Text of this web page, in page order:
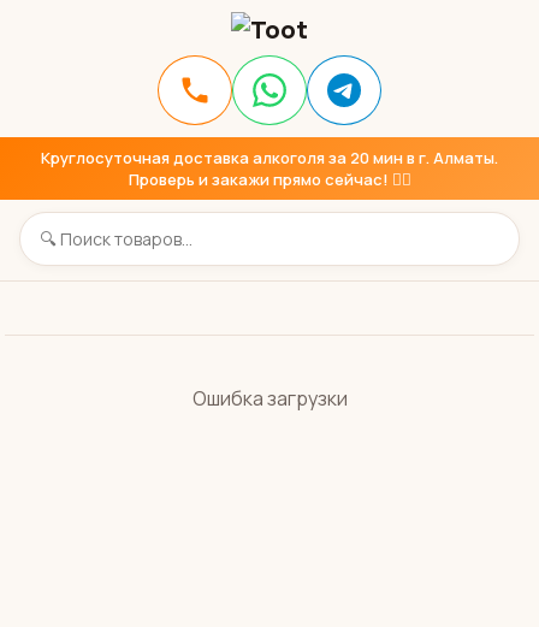
Круглосуточная доставка алкоголя за 20 мин в г. Алматы.
Проверь и закажи прямо сейчас! 👇🏼
Ошибка загрузки